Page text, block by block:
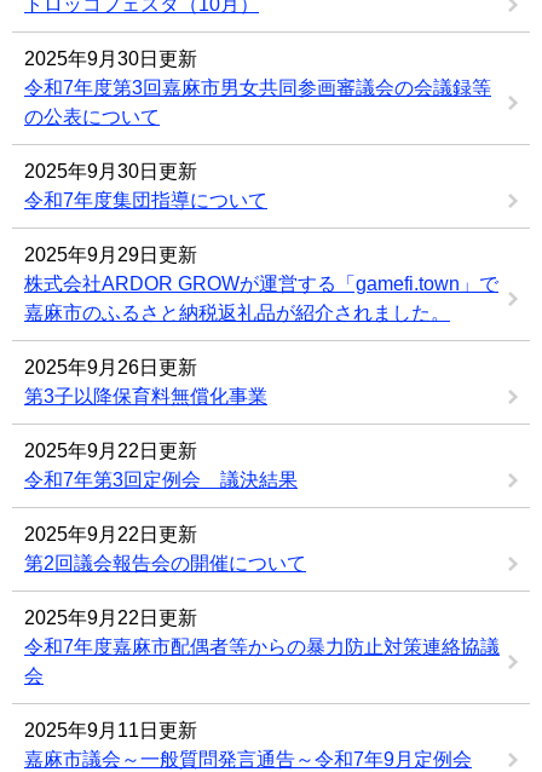
トロッコフェスタ（10月）
2025年9月30日更新
令和7年度第3回嘉麻市男女共同参画審議会の会議録等
の公表について
2025年9月30日更新
令和7年度集団指導について
2025年9月29日更新
株式会社ARDOR GROWが運営する「gamefi.town」で
嘉麻市のふるさと納税返礼品が紹介されました。
2025年9月26日更新
第3子以降保育料無償化事業
2025年9月22日更新
令和7年第3回定例会 議決結果
2025年9月22日更新
第2回議会報告会の開催について
2025年9月22日更新
令和7年度嘉麻市配偶者等からの暴力防止対策連絡協議
会
2025年9月11日更新
嘉麻市議会～一般質問発言通告～令和7年9月定例会